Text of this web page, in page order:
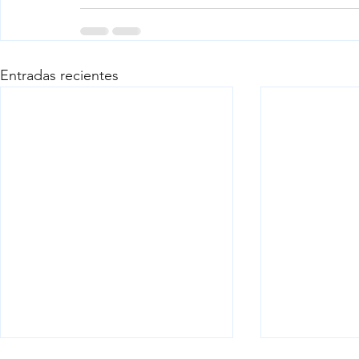
Entradas recientes